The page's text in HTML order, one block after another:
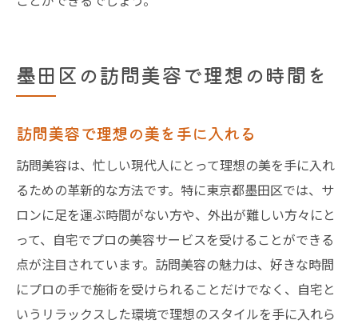
墨田区の訪問美容で理想の時間を
訪問美容で理想の美を手に入れる
訪問美容は、忙しい現代人にとって理想の美を手に入れ
るための革新的な方法です。特に東京都墨田区では、サ
ロンに足を運ぶ時間がない方や、外出が難しい方々にと
って、自宅でプロの美容サービスを受けることができる
点が注目されています。訪問美容の魅力は、好きな時間
にプロの手で施術を受けられることだけでなく、自宅と
いうリラックスした環境で理想のスタイルを手に入れら